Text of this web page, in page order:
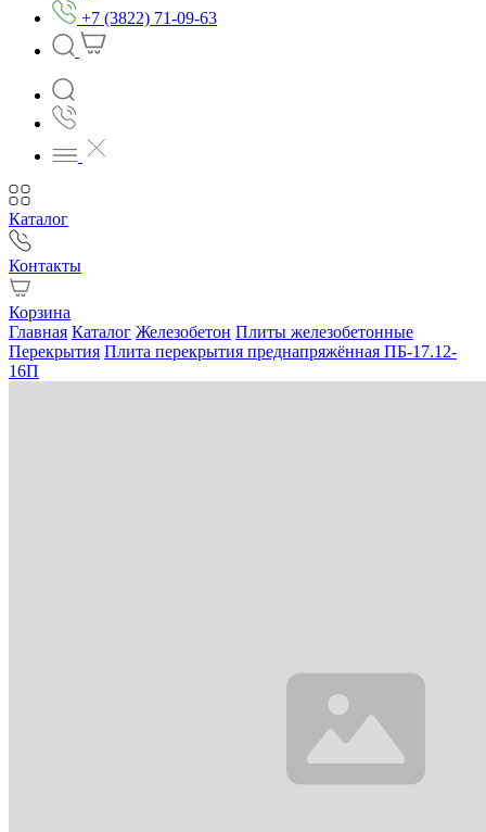
+7 (3822) 71-09-63
Каталог
Контакты
Корзина
Главная Каталог Железобетон Плиты железобетонные
Перекрытия Плита перекрытия преднапряжённая ПБ-17.12-
16П